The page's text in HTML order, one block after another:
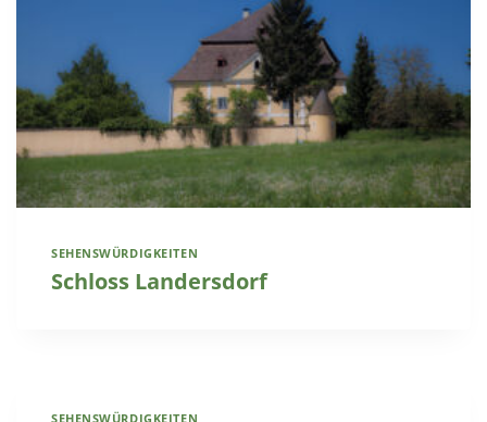
SEHENSWÜRDIGKEITEN
Schloss Landersdorf
SEHENSWÜRDIGKEITEN